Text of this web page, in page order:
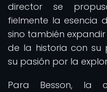
director se
fielmente la esencia
sino también
de la historia con su
su pasión por la
Para Besson, la